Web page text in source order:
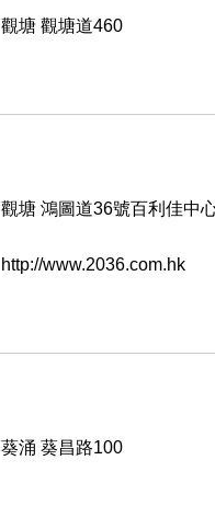
觀塘 觀塘道460
觀塘 鴻圖道36號百利佳中
http://www.2036.com.hk
葵涌 葵昌路100